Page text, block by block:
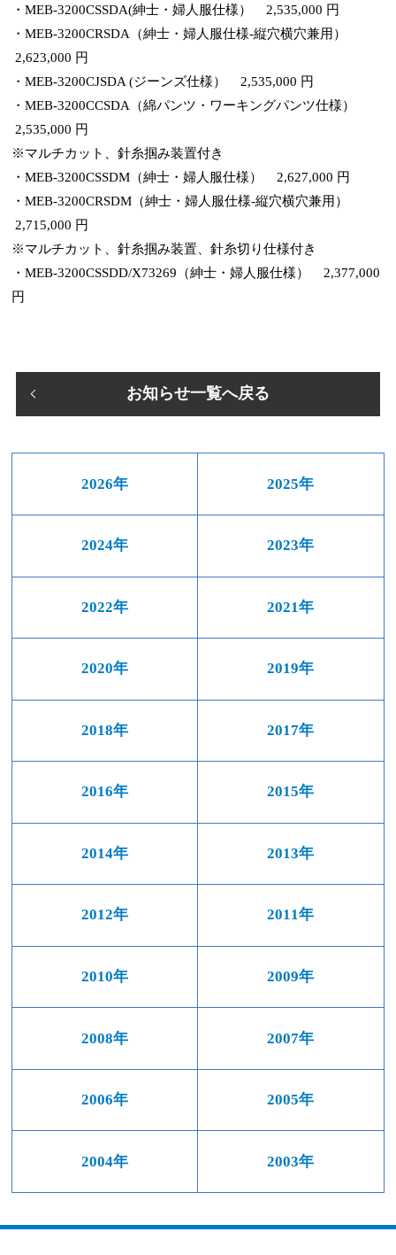
2026年 2025年
2024年 2023年
2022年 2021年
2020年 2019年
2018年 2017年
2016年 2015年
2014年 2013年
2012年 2011年
2010年 2009年
2008年 2007年
2006年 2005年
2004年 2003年
・MEB-3200CSSDA(紳士・婦人服仕様） 2,535,000 円
・MEB-3200CRSDA（紳士・婦人服仕様-縦穴横穴兼用）
2,623,000 円
・MEB-3200CJSDA (ジーンズ仕様） 2,535,000 円
・MEB-3200CCSDA（綿パンツ・ワーキングパンツ仕様）
2,535,000 円
※マルチカット、針糸掴み装置付き
・MEB-3200CSSDM（紳士・婦人服仕様） 2,627,000 円
・MEB-3200CRSDM（紳士・婦人服仕様-縦穴横穴兼用）
2,715,000 円
※マルチカット、針糸掴み装置、針糸切り仕様付き
・MEB-3200CSSDD/X73269（紳士・婦人服仕様） 2,377,000
円
お知らせ一覧へ戻る